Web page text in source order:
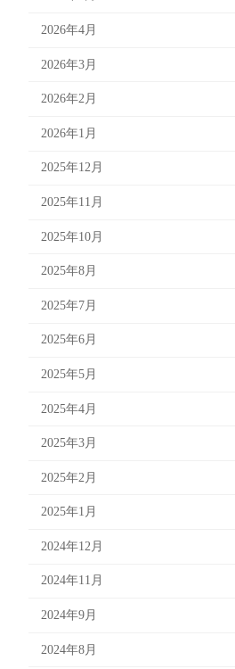
2026年4月
2026年3月
2026年2月
2026年1月
2025年12月
2025年11月
2025年10月
2025年8月
2025年7月
2025年6月
2025年5月
2025年4月
2025年3月
2025年2月
2025年1月
2024年12月
2024年11月
2024年9月
2024年8月